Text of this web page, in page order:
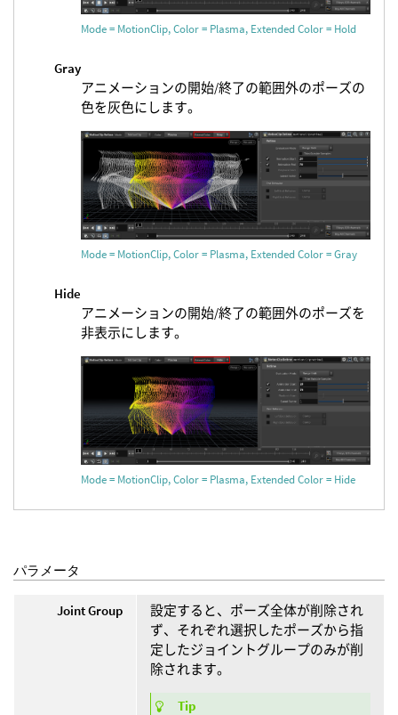
Mode = MotionClip, Color = Plasma, Extended Color = Hold
Gray
アニメーションの開始/終了の範囲外のポーズの
色を灰色にします。
Mode = MotionClip, Color = Plasma, Extended Color = Gray
Hide
アニメーションの開始/終了の範囲外のポーズを
非表示にします。
Mode = MotionClip, Color = Plasma, Extended Color = Hide
パラメータ
Joint Group
設定すると、ポーズ全体が削除され
ず、それぞれ選択したポーズから指
定したジョイントグループのみが削
除されます。
Tip